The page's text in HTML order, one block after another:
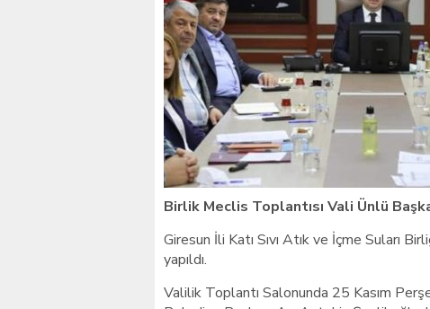
Giresunlu sürücü
Birlik Meclis Toplantısı Vali Ünlü
Giresun İli Katı Sıvı Atık ve İçme Suları
yapıldı.
Valilik Toplantı Salonunda 25 Kasım